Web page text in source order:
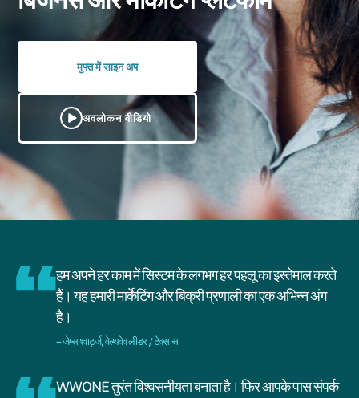
मुफ्त में साइन अप
अवलोकन वीडियो
हम अपने हर काम में सिस्टम के लगभग हर पहलू का इस्तेमाल करते
हैं। यह हमारी मार्केटिंग और बिक्री प्रणाली का एक अभिन्न अंग
है।
– जेम्स श्वार्ट्ज, वेल्थवेव लीडर / टेक्सास
WWONE तुरंत विश्वसनीयता बनाता है। फिर आपके पास संपर्क